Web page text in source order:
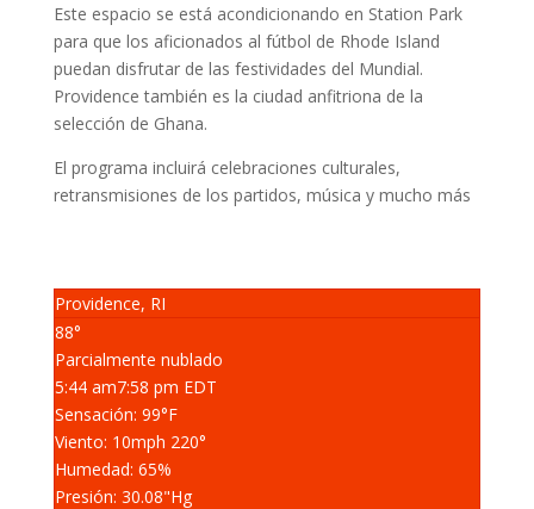
Este espacio se está acondicionando en Station Park
para que los aficionados al fútbol de Rhode Island
puedan disfrutar de las festividades del Mundial.
Providence también es la ciudad anfitriona de la
selección de Ghana.
El programa incluirá celebraciones culturales,
retransmisiones de los partidos, música y mucho más
Providence, RI
88°
Parcialmente nublado
5:44 am7:58 pm EDT
Sensación: 99°F
Viento: 10mph 220°
Humedad: 65%
Presión: 30.08"Hg